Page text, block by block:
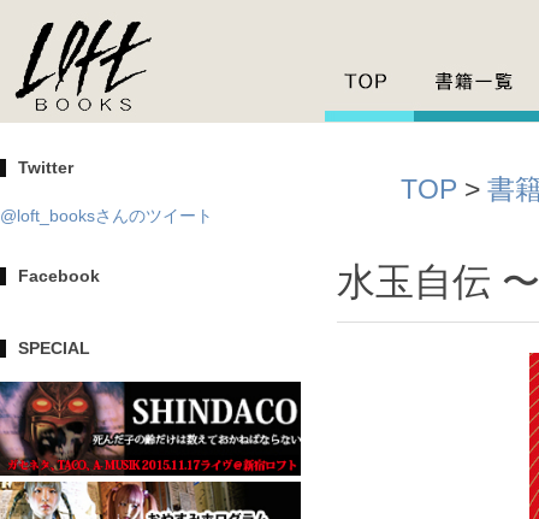
Twitter
@loft_booksさんのツイート
Facebook
SPECIAL
TOP > 書
水玉自伝